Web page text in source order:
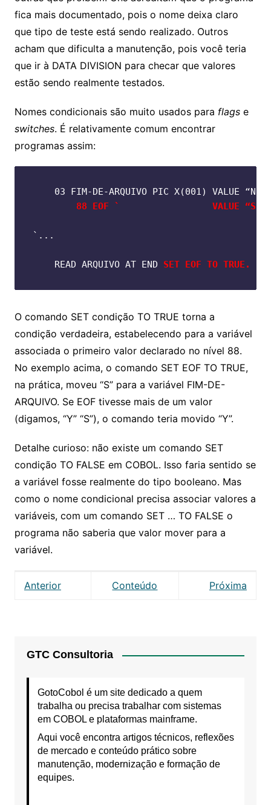
fica mais documentado, pois o nome deixa claro
que tipo de teste está sendo realizado. Outros
acham que dificulta a manutenção, pois você teria
que ir à DATA DIVISION para checar que valores
estão sendo realmente testados.
Nomes condicionais são muito usados para flagse
switches. É relativamente comum encontrar
programas assim:
88 EOF `                 VALUE “S”.
`...
READ ARQUIVO AT END SET EOF TO TRUE.
O comando SET condição TO TRUE torna a
condição verdadeira, estabelecendo para a variável
associada o primeiro valor declarado no nível 88.
No exemplo acima, o comando SET EOF TO TRUE,
na prática, moveu “S” para a variável FIM-DE-
ARQUIVO. Se EOF tivesse mais de um valor
(digamos, “Y” “S”), o comando teria movido “Y”.
Detalhe curioso: não existe um comando SET
condição TO FALSE em COBOL. Isso faria sentido se
a variável fosse realmente do tipo booleano. Mas
como o nome condicional precisa associar valores a
variáveis, com um comando SET … TO FALSE o
programa não saberia que valor mover para a
variável.
Anterior Conteúdo Próxima
GTC Consultoria
GotoCobol é um site dedicado a quem
trabalha ou precisa trabalhar com sistemas
em COBOL e plataformas mainframe.
Aqui você encontra artigos técnicos, reflexões
de mercado e conteúdo prático sobre
manutenção, modernização e formação de
equipes.